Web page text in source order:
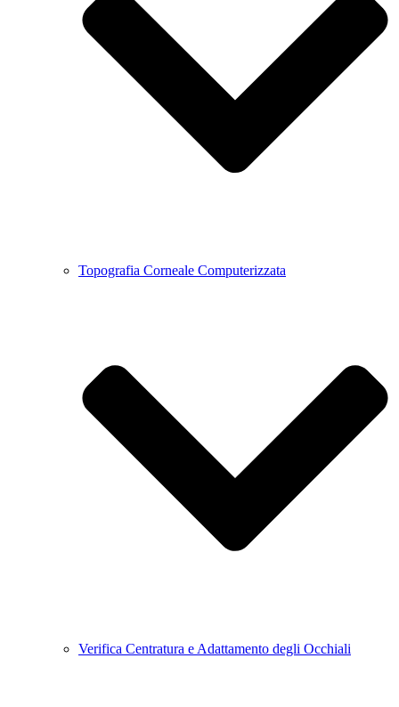
Topografia Corneale Computerizzata
Verifica Centratura e Adattamento degli Occhiali